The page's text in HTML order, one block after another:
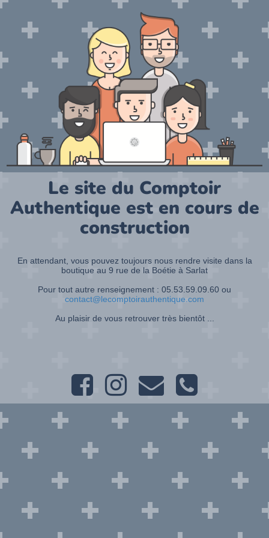
Le site du Comptoir
Authentique est en cours de
construction
En attendant, vous pouvez toujours nous rendre visite dans la
boutique au 9 rue de la Boétie à Sarlat
Pour tout autre renseignement : 05.53.59.09.60 ou
contact@lecomptoirauthentique.com
Au plaisir de vous retrouver très bientôt ...